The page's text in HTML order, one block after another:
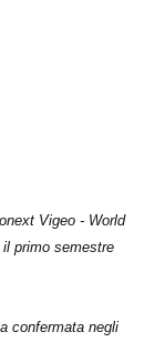
Vigeo - World
primo semestre
confermata negli